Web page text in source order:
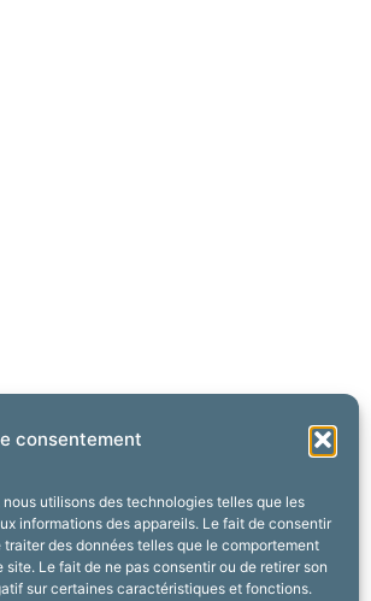
consentement
utilisons des technologies telles que les
informations des appareils. Le fait de consentir
des données telles que le comportement
Le fait de ne pas consentir ou de retirer son
sur certaines caractéristiques et fonctions.